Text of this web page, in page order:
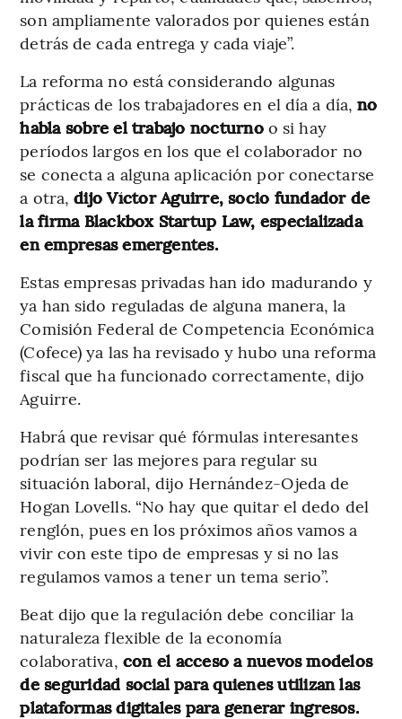
son ampliamente valorados por quienes están
detrás de cada entrega y cada viaje”.
La reforma no está considerando algunas
prácticas de los trabajadores en el día a día,no
habla sobre el trabajo nocturnoo si hay
períodos largos en los que el colaborador no
se conecta a alguna aplicación por conectarse
a otra,dijo Víctor Aguirre, socio fundador de
la firma Blackbox Startup Law, especializada
en empresas emergentes.
Estas empresas privadas han ido madurando y
ya han sido reguladas de alguna manera, la
Comisión Federal de Competencia Económica
(Cofece) ya las ha revisado y hubo una reforma
fiscal que ha funcionado correctamente, dijo
Aguirre.
Habrá que revisar qué fórmulas interesantes
podrían ser las mejores para regular su
situación laboral, dijo Hernández-Ojeda de
Hogan Lovells. “No hay que quitar el dedo del
renglón, pues en los próximos años vamos a
vivir con este tipo de empresas y si no las
regulamos vamos a tener un tema serio”.
Beat dijo que la regulación debe conciliar la
naturaleza flexible de la economía
colaborativa, con el acceso a nuevos modelos
de seguridad social para quienes utilizan las
plataformas digitales para generar ingresos.